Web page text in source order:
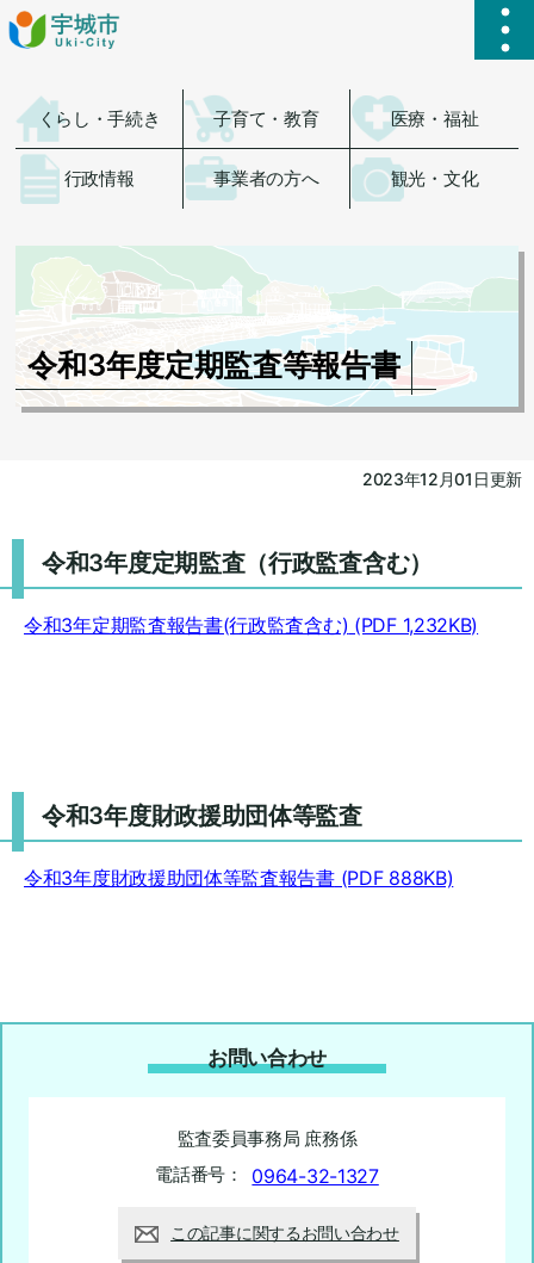
ハ
くらし・手続き 子育て・教育 医療・福祉
行政情報 事業者の方へ 観光・文化
令和3年度定期監査等報告書
2023年12月01日更新
令和3年度定期監査（行政監査含む）
令和3年定期監査報告書(行政監査含む) (PDF 1,232KB)
令和3年度財政援助団体等監査
令和3年度財政援助団体等監査報告書(PDF 888KB)
お問い合わせ
監査委員事務局 庶務係
電話番号：
0964-32-1327
この記事に関するお問い合わせ